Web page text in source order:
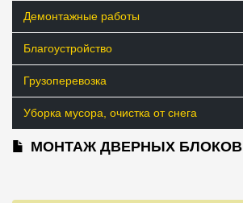
Демонтажные работы
Благоустройство
Грузоперевозка
Уборка мусора, очистка от снега
МОНТАЖ ДВЕРНЫХ БЛОКОВ